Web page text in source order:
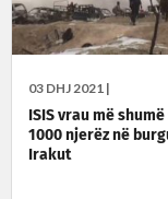
03 DHJ 2021 |
ISIS vrau më shumë
1000 njerëz në
Irakut